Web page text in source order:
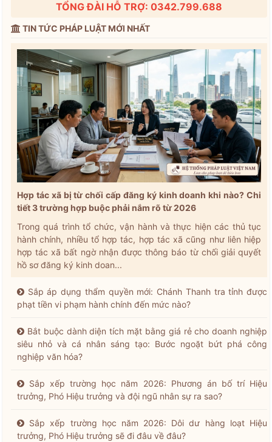
TỔNG ĐÀI HỖ TRỢ: 0342.799.688
TIN TỨC PHÁP LUẬT MỚI NHẤT
Hợp tác xã bị từ chối cấp đăng ký kinh doanh khi nào? Chi
tiết 3 trường hợp buộc phải nắm rõ từ 2026
Trong quá trình tổ chức, vận hành và thực hiện các thủ tục
hành chính, nhiều tổ hợp tác, hợp tác xã cũng như liên hiệp
hợp tác xã bất ngờ nhận được thông báo từ chối giải quyết
hồ sơ đăng ký kinh doan...
Sắp áp dụng thẩm quyền mới: Chánh Thanh tra tỉnh được
phạt tiền vi phạm hành chính đến mức nào?
Bắt buộc dành diện tích mặt bằng giá rẻ cho doanh nghiệp
siêu nhỏ và cá nhân sáng tạo: Bước ngoặt bứt phá công
nghiệp văn hóa?
Sắp xếp trường học năm 2026: Phương án bố trí Hiệu
trưởng, Phó Hiệu trưởng và đội ngũ nhân sự ra sao?
Sắp xếp trường học năm 2026: Dôi dư hàng loạt Hiệu
trưởng, Phó Hiệu trưởng sẽ đi đâu về đâu?